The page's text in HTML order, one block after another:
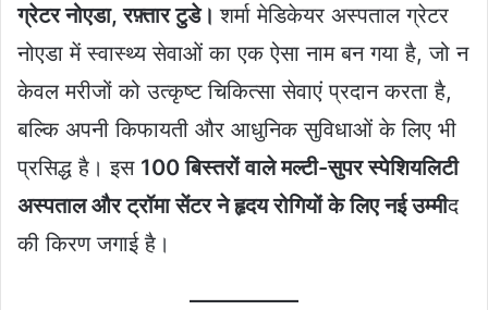
ग्रेटर नोएडा, रफ़्तार टुडे।शर्मा मेडिकेयर अस्पताल ग्रेटर
नोएडा में स्वास्थ्य सेवाओं का एक ऐसा नाम बन गया है, जो न
केवल मरीजों को उत्कृष्ट चिकित्सा सेवाएं प्रदान करता है,
बल्कि अपनी किफायती और आधुनिक सुविधाओं के लिए भी
प्रसिद्ध है। इस 100 बिस्तरों वाले मल्टी-सुपर स्पेशियलिटी
अस्पताल और ट्रॉमा सेंटर ने हृदय रोगियों के लिए नई उम्मीद
की किरण जगाई है।